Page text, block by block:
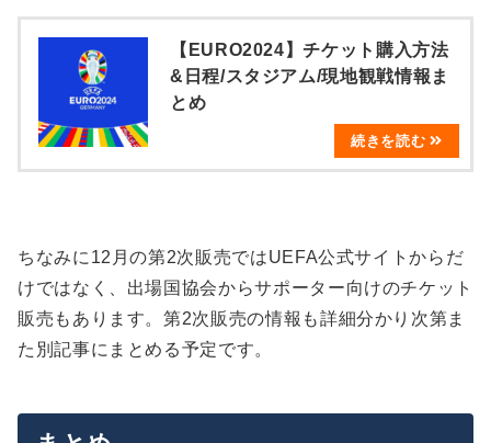
【EURO2024】チケット購入方法
&日程/スタジアム/現地観戦情報ま
とめ
ちなみに12月の第2次販売ではUEFA公式サイトからだ
けではなく、出場国協会からサポーター向けのチケット
販売もあります。第2次販売の情報も詳細分かり次第ま
た別記事にまとめる予定です。